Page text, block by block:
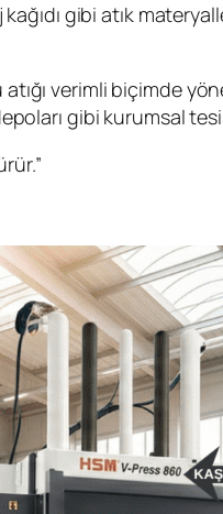
gibi atık
verimli biçimde
gibi kurumsal